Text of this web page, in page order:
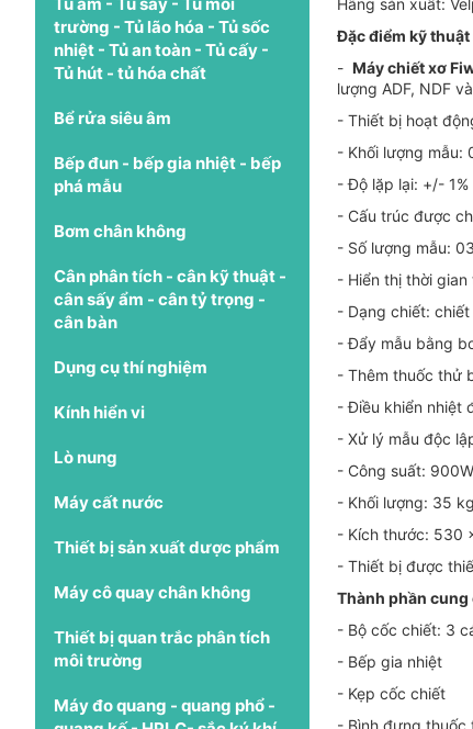
trường - Tủ lão hóa - Tủ sốc
nhiệt - Tủ an toàn - Tủ cấy -
Tủ hút - tủ hóa chất
Bể rửa siêu âm
Bếp đun - bếp gia nhiệt - bếp
phá mẫu
Bơm chân không
Cân phân tích - cân kỹ thuật -
cân sấy ẩm - cân tỷ trọng -
cân bàn
Dụng cụ thí nghiệm
Kính hiển vi
Lò nung
Máy cất nước
Thiết bị sản xuất dược phẩm
Máy cô quay chân không
Thiết bị quan trắc phân tích
môi trường
Máy đo quang - quang phổ -
Đặc điểm kỹ thuật
- Máy chiết xơ
lượng ADF, NDF
- Thiết bị hoạt
- Khối lượng mẫu:
- Độ lặp lại: +/- 1%
- Cấu trúc được
- Số lượng mẫu: 03
- Hiển thị thời
- Dạng chiết:
- Đẩy mẫu bằng
- Thêm thuốc thử
- Điều khiển nhiệt
- Xử lý mẫu độc
- Công suất: 900W
- Khối lượng: 35 kg
- Kích thước: 530
- Thiết bị được
Thành phần cung
- Bộ cốc chiết: 3
- Bếp gia nhiệt
- Kẹp cốc chiết
- Bình đựng thuốc